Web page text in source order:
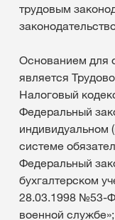
трудовым
Основанием для
является
Налоговый
Федеральный
индивидуальном
системе
Федеральный
бухгалтерском
28.03.1998 №53-
военной